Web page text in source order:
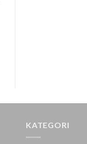
KATEGORI